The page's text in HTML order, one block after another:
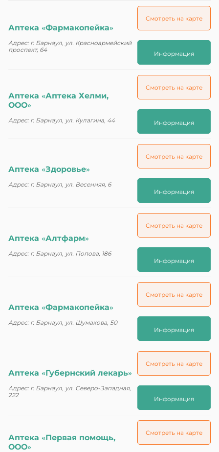
Аптека «Фармакопейка»
Адрес: г. Барнаул, ул. Красноармейский
проспект, 64
Смотреть на карте
Информация
Аптека «Аптека Хелми,
ООО»
Адрес: г. Барнаул, ул. Кулагина, 44
Смотреть на карте
Информация
Аптека «Здоровье»
Адрес: г. Барнаул, ул. Весенняя, 6
Смотреть на карте
Информация
Аптека «Алтфарм»
Адрес: г. Барнаул, ул. Попова, 186
Смотреть на карте
Информация
Аптека «Фармакопейка»
Адрес: г. Барнаул, ул. Шумакова, 50
Смотреть на карте
Информация
Аптека «Губернский лекарь»
Адрес: г. Барнаул, ул. Северо-Западная,
222
Смотреть на карте
Информация
Аптека «Первая помощь,
ООО»
Смотреть на карте